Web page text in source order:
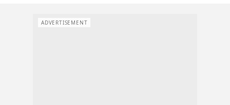
ADVERTISEMENT